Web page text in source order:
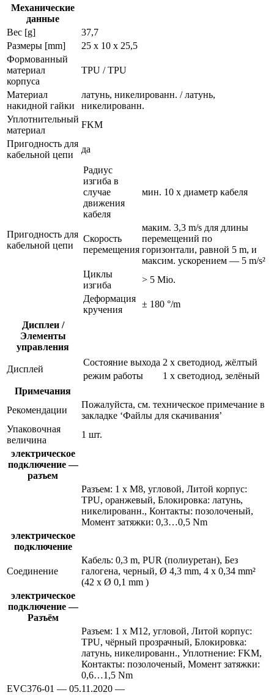
Механические
данные
Вес [g]
37,7
Размеры [mm]
25 x 10 x 25,5
Формованный
материал
корпуса
TPU / TPU
Материал
накидной гайки
латунь, никелированн. / латунь,
никелированн.
Уплотнительный
материал
FKM
Пригодность для
кабельной цепи
да
Пригодность для
кабельной цепи
Радиус
изгиба в
случае
движения
кабеля
мин. 10 x диаметр кабеля
Скорость
перемещения
маким. 3,3 m/s для длины
перемещений по
горизонтали, равной 5 m, и
максим. ускорением — 5 m/s²
Циклы
изгиба
> 5 Mio.
Деформация
кручения
± 180 °/m
Дисплеи /
Элементы
управления
Дисплей
Состояние выхода 2 x светодиод, жёлтый
режим работы
1 x светодиод, зелёный
Примечания
Рекомендации
Пожалуйста, см. техническое примечание в
закладке ‘Файлы для скачивания’
Упаковочная
величина
1 шт.
электрическое
подключение —
разъем
Разъем: 1 x M8, угловой, Литой корпус:
TPU, оранжевый, Блокировка: латунь,
никелированн., Контакты: позолоченый,
Момент затяжки: 0,3…0,5 Nm
электрическое
подключение
Соединение
Кабель: 0,3 m, PUR (полиуретан), Без
галогена, черный, Ø 4,3 mm, 4 x 0,34 mm²
(42 x Ø 0,1 mm )
электрическое
подключение —
Разъём
Разъем: 1 x M12, угловой, Литой корпус:
TPU, чёрный прозрачный, Блокировка:
латунь, никелированн., Уплотнение: FKM,
Контакты: позолоченый, Момент затяжки:
0,6…1,5 Nm
EVC376-01 — 05.11.2020 —